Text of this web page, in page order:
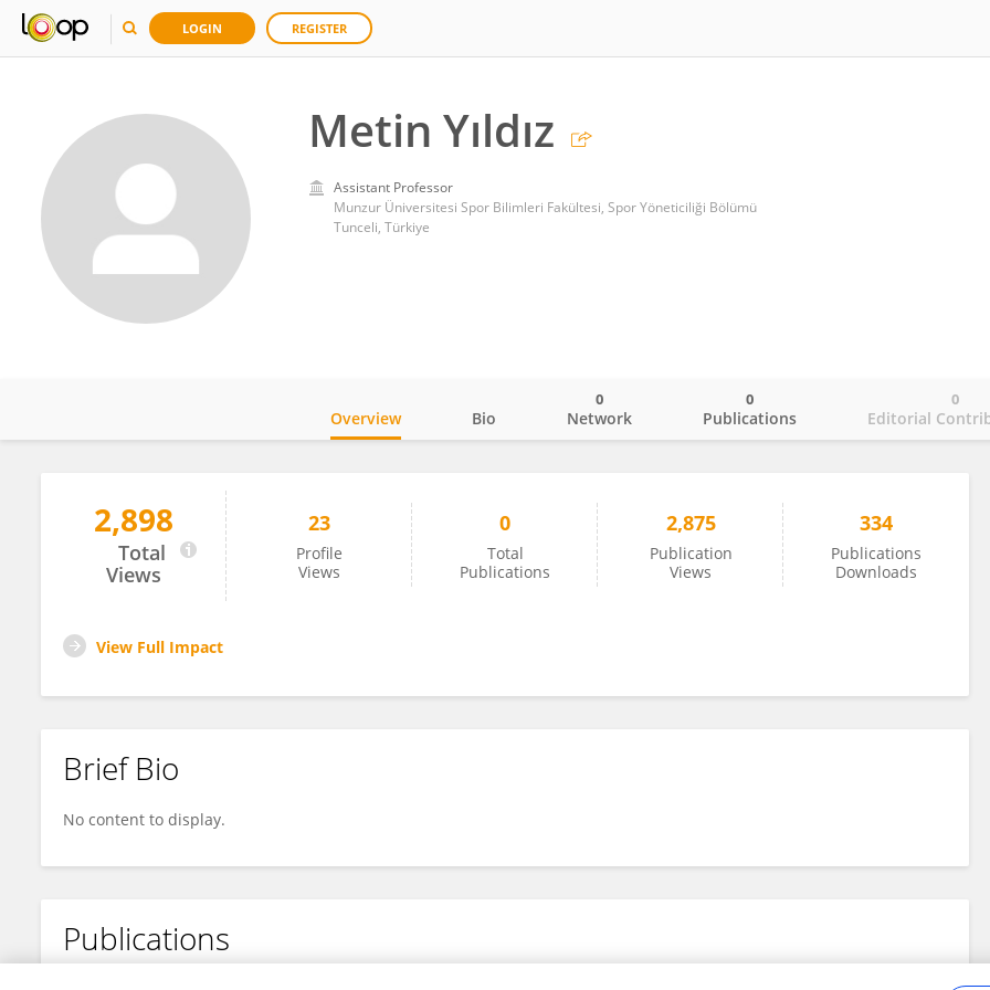
LOGIN REGISTER
Metin Yıldız
Assistant Professor
Munzur Üniversitesi Spor Bilimleri Fakültesi, Spor Yöneticiliği Bölümü
Tunceli, Türkiye
Metin Yıldız
Overview Bio Network
0
Publications
0
Editorial
0
2,898
Total
Views
23
Profile
Views
0
Total
Publications
2,875
Publication
Views
334
Publications
Downloads
View Full Impact
Brief Bio
No content to display.
Publications